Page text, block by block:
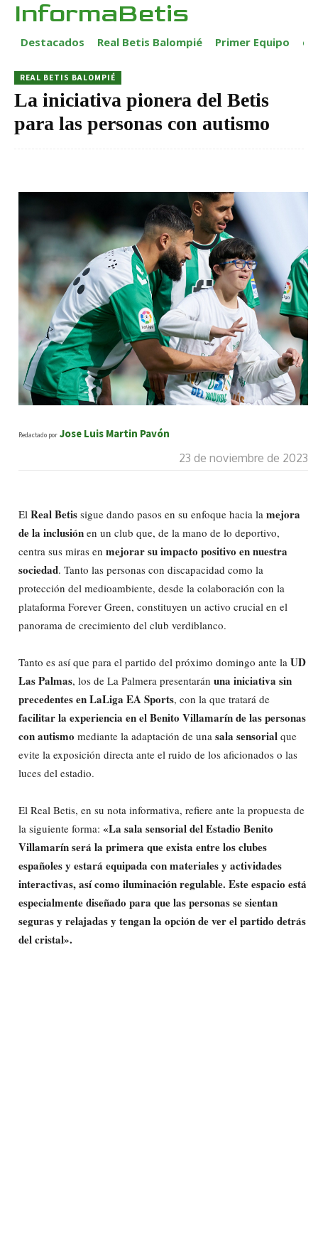
InformaBetis
Destacados Real Betis Balompié Primer Equipo
REAL BETIS BALOMPIÉ
La iniciativa pionera del Betis
para las personas con autismo
Redactado por Jose Luis Martin Pavón
23 de noviembre de 2023
El Real Betis sigue dando pasos en su enfoque hacia la mejora
de la inclusión en un club que, de la mano de lo deportivo,
centra sus miras en mejorar su impacto positivo en nuestra
sociedad. Tanto las personas con discapacidad como la
protección del medioambiente, desde la colaboración con la
plataforma Forever Green, constituyen un activo crucial en el
panorama de crecimiento del club verdiblanco.
Tanto es así que para el partido del próximo domingo ante la UD
Las Palmas, los de La Palmera presentarán una iniciativa sin
precedentes en LaLiga EA Sports, con la que tratará de
facilitar la experiencia en el Benito Villamarín de las personas
con autismo mediante la adaptación de una sala sensorial que
evite la exposición directa ante el ruido de los aficionados o las
luces del estadio.
El Real Betis, en su nota informativa, refiere ante la propuesta de
la siguiente forma: «La sala sensorial del Estadio Benito
Villamarín será la primera que exista entre los clubes
españoles y estará equipada con materiales y actividades
interactivas, así como iluminación regulable. Este espacio está
especialmente diseñado para que las personas se sientan
seguras y relajadas y tengan la opción de ver el partido detrás
del cristal».